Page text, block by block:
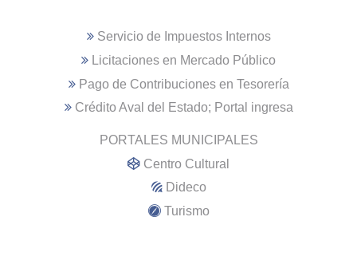
Servicio de Impuestos Internos
Licitaciones en Mercado Público
Pago de Contribuciones en Tesorería
Crédito Aval del Estado; Portal ingresa
PORTALES MUNICIPALES
Centro Cultural
Dideco
Turismo